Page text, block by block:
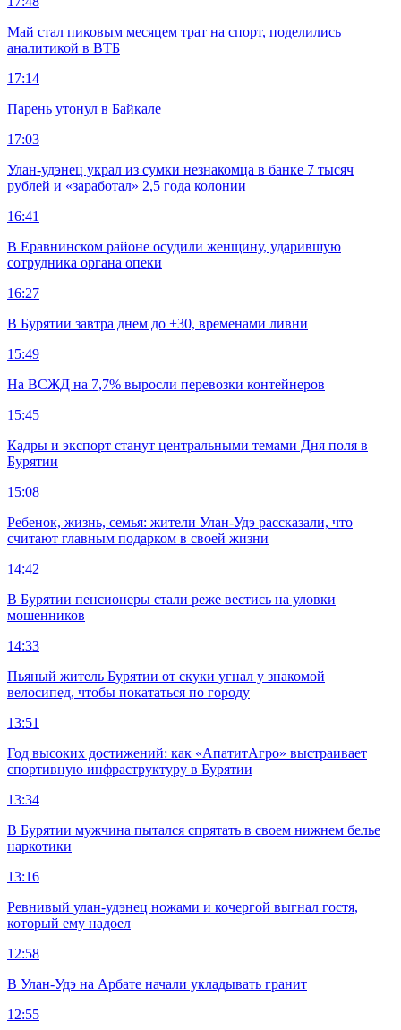
Май стал пиковым месяцем трат на спорт, поделились
аналитикой в ВТБ
17:14
Парень утонул в Байкале
17:03
Улан-удэнец украл из сумки незнакомца в банке 7 тысяч
рублей и «заработал» 2,5 года колонии
16:41
В Еравнинском районе осудили женщину, ударившую
сотрудника органа опеки
16:27
В Бурятии завтра днем до +30, временами ливни
15:49
На ВСЖД на 7,7% выросли перевозки контейнеров
15:45
Кадры и экспорт станут центральными темами Дня поля в
Бурятии
15:08
Ребенок, жизнь, семья: жители Улан-Удэ рассказали, что
считают главным подарком в своей жизни
14:42
В Бурятии пенсионеры стали реже вестись на уловки
мошенников
14:33
Пьяный житель Бурятии от скуки угнал у знакомой
велосипед, чтобы покататься по городу
13:51
Год высоких достижений: как «АпатитАгро» выстраивает
спортивную инфраструктуру в Бурятии
13:34
В Бурятии мужчина пытался спрятать в своем нижнем белье
наркотики
13:16
Ревнивый улан-удэнец ножами и кочергой выгнал гостя,
который ему надоел
12:58
В Улан-Удэ на Арбате начали укладывать гранит
12:55